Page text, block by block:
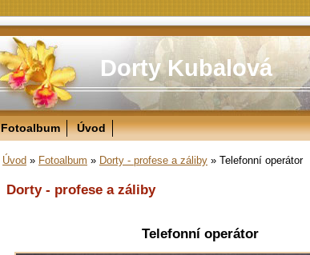
Dorty Kubalová
Fotoalbum Úvod
Úvod » Fotoalbum » Dorty - profese a záliby » Telefonní operátor
Dorty - profese a záliby
Telefonní operátor